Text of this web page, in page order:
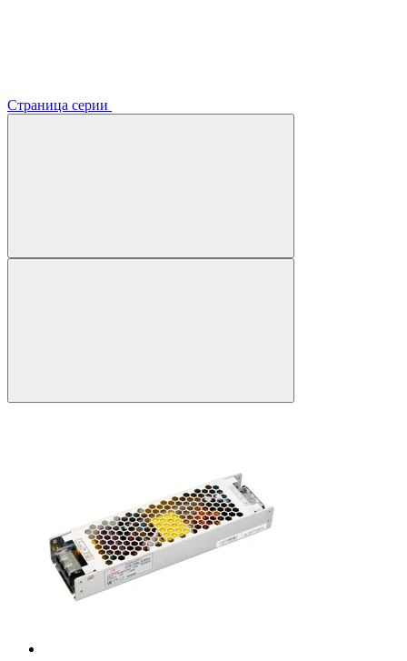
Страница серии